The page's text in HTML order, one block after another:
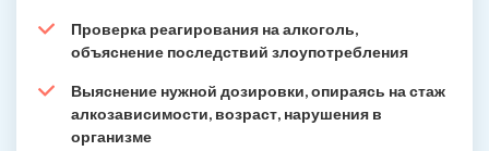
Проверка реагирования на алкоголь,
объяснение последствий злоупотребления
Выяснение нужной дозировки, опираясь на стаж
алкозависимости, возраст, нарушения в
организме